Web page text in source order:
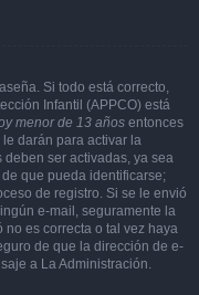
Si todo está correcto,
Infantil (APPCO) está
menor de 13 años entonces
darán para activar la
ser activadas, ya sea
que pueda identificarse;
de registro. Si se le envió
e-mail, seguramente la
es correcta o tal vez haya
de que la dirección de e-
a La Administración.